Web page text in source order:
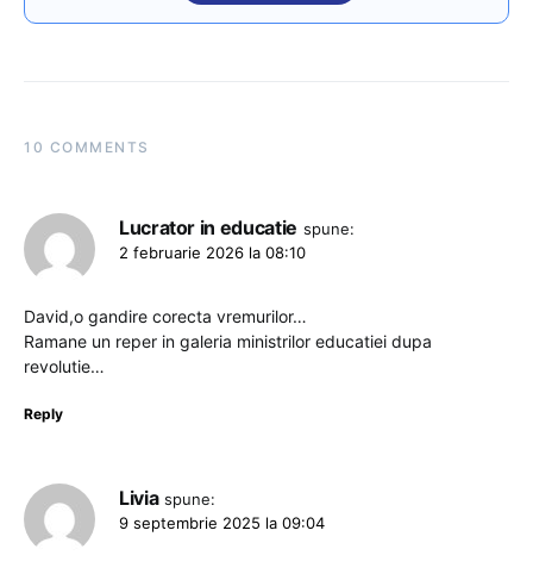
10 COMMENTS
Lucrator in educatie spune:
2 februarie 2026 la 08:10
David,o gandire corecta vremurilor…
Ramane un reper in galeria ministrilor educatiei dupa
revolutie…
Reply
Livia spune:
9 septembrie 2025 la 09:04